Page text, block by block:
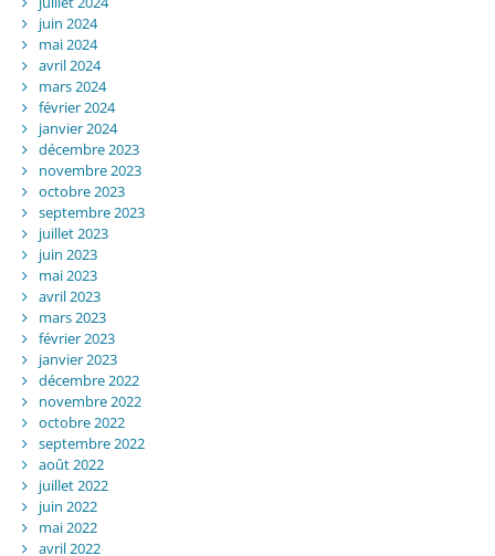
juin 2024
mai 2024
avril 2024
mars 2024
février 2024
janvier 2024
décembre 2023
novembre 2023
octobre 2023
septembre 2023
juillet 2023
juin 2023
mai 2023
avril 2023
mars 2023
février 2023
janvier 2023
décembre 2022
novembre 2022
octobre 2022
septembre 2022
août 2022
juillet 2022
juin 2022
mai 2022
avril 2022